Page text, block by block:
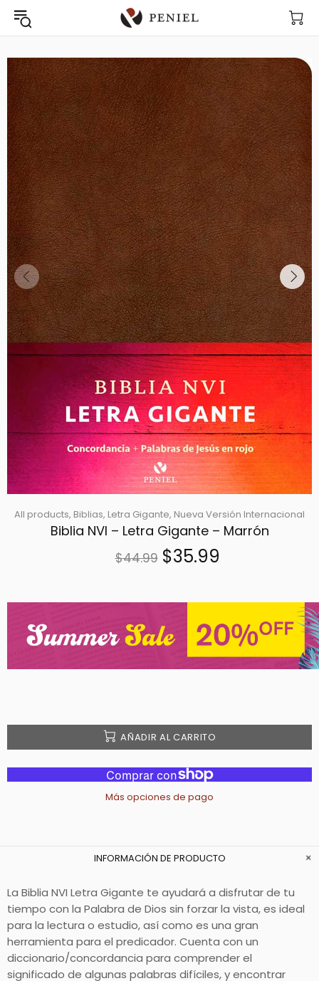
All products, Biblias, Letra Gigante, Nueva Versión Internacional
Biblia NVI – Letra Gigante – Marrón
$44.99 $35.99
AÑADIR AL CARRITO
Más opciones de pago
INFORMACIÓN DE PRODUCTO
La Biblia NVI Letra Gigante te ayudará a disfrutar de tu
tiempo con la Palabra de Dios sin forzar la vista, es ideal
para la lectura o estudio, así como es una gran
herramienta para el predicador. Cuenta con un
diccionario/concordancia para comprender el
significado de algunas palabras difíciles, y encontrar